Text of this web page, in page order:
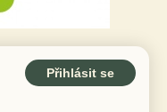
Přihlásit se